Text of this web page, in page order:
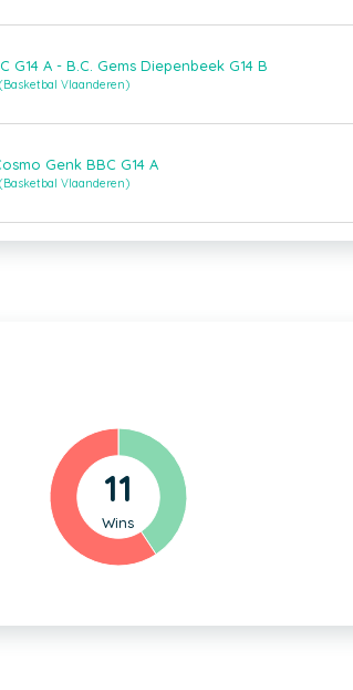
G14 A - B.C. Gems Diepenbeek G14 B
(Basketbal Vlaanderen)
Genk BBC G14 A
(Basketbal Vlaanderen)
11
Wins